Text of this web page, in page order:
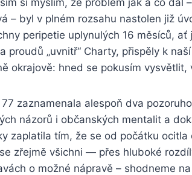
– byl v plném rozsahu nastolen již
peripetie uplynulých 16 měsíců,
proudů „uvnitř“ Charty, přispěly k
okrajově: hned se pokusím
zaznamenala alespoň dva
názorů i občanských mentalit a
zaplatila tím, že se od počátku
zřejmě všichni — přes hluboké
o možné nápravě – shodneme